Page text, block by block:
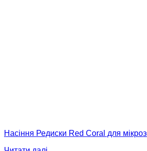
Насіння Редиски Red Coral для